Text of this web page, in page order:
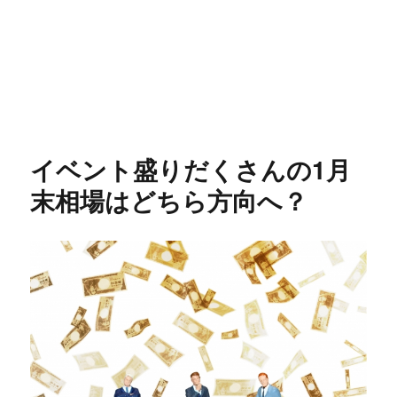
イベント盛りだくさんの1月
末相場はどちら方向へ？